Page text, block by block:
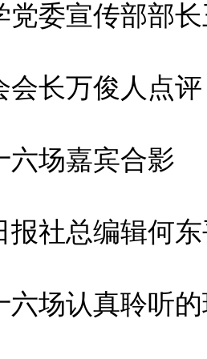
党委宣传部部
会长万俊人点评
六场嘉宾合影
报社总编辑何
六场认真聆听